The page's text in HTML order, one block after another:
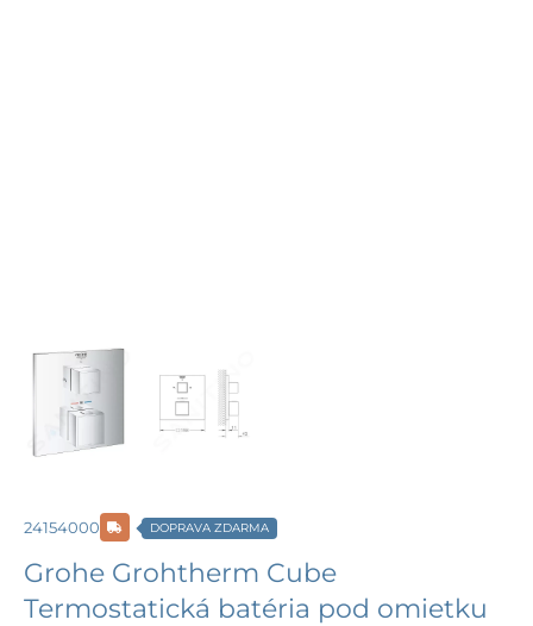
24154000 DOPRAVA ZDARMA
Grohe Grohtherm Cube
Termostatická batéria pod omietku